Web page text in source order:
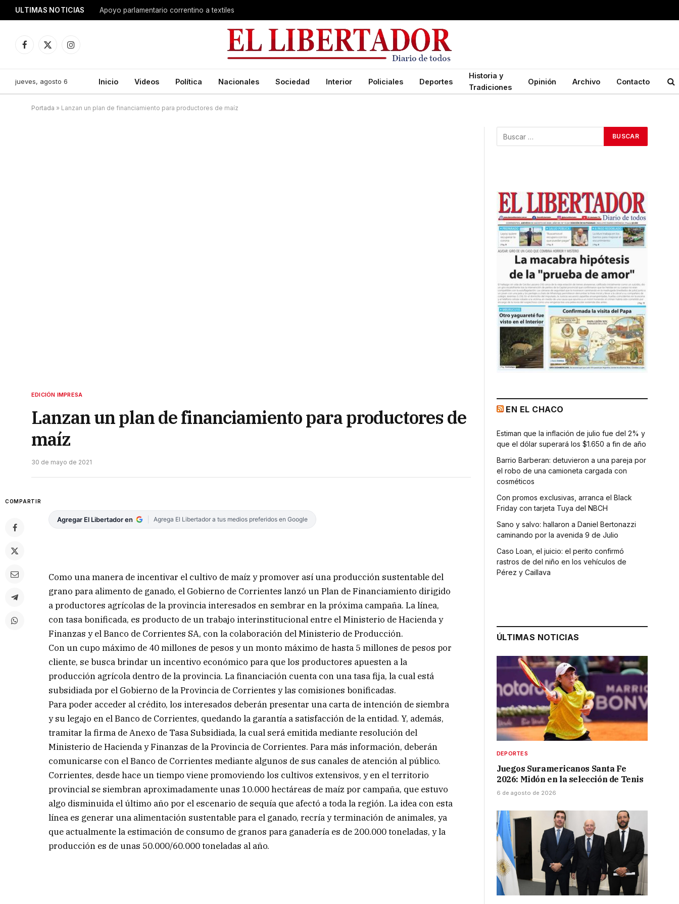
ULTIMAS NOTICIAS Apoyo parlamentario correntino a textiles
Facebook
X
Instagram
jueves, agosto 6 Inicio Videos Política Nacionales Sociedad Interior Policiales Deportes
Historia y
Tradiciones
Opinión Archivo Contacto
Portada » Lanzan un plan de financiamiento para productores de maíz
EDICIÓN IMPRESA
Lanzan un plan de financiamiento para productores de
maíz
30 de mayo de 2021
COMPARTIR
Agregar El Libertador en Agrega El Libertador a tus medios preferidos en Google
Como una manera de incentivar el cultivo de maíz y promover así una producción sustentable del
grano para alimento de ganado, el Gobierno de Corrientes lanzó un Plan de Financiamiento dirigido
a productores agrícolas de la provincia interesados en sembrar en la próxima campaña. La línea,
con tasa bonificada, es producto de un trabajo interinstitucional entre el Ministerio de Hacienda y
Finanzas y el Banco de Corrientes SA, con la colaboración del Ministerio de Producción.
Con un cupo máximo de 40 millones de pesos y un monto máximo de hasta 5 millones de pesos por
cliente, se busca brindar un incentivo económico para que los productores apuesten a la
producción agrícola dentro de la provincia. La financiación cuenta con una tasa fija, la cual está
subsidiada por el Gobierno de la Provincia de Corrientes y las comisiones bonificadas.
Para poder acceder al crédito, los interesados deberán presentar una carta de intención de siembra
y su legajo en el Banco de Corrientes, quedando la garantía a satisfacción de la entidad. Y, además,
tramitar la firma de Anexo de Tasa Subsidiada, la cual será emitida mediante resolución del
Ministerio de Hacienda y Finanzas de la Provincia de Corrientes. Para más información, deberán
comunicarse con el Banco de Corrientes mediante algunos de sus canales de atención al público.
Corrientes, desde hace un tiempo viene promoviendo los cultivos extensivos, y en el territorio
provincial se siembran aproximadamente unas 10.000 hectáreas de maíz por campaña, que estuvo
algo disminuida el último año por el escenario de sequía que afectó a toda la región. La idea con esta
línea es generar una alimentación sustentable para el ganado, recría y terminación de animales, ya
que actualmente la estimación de consumo de granos para ganadería es de 200.000 toneladas, y la
producción es de unas 50.000/60.000 toneladas al año.
EN EL CHACO
Estiman que la inflación de julio fue del 2% y
que el dólar superará los $1.650 a fin de año
Barrio Barberan: detuvieron a una pareja por
el robo de una camioneta cargada con
cosméticos
Con promos exclusivas, arranca el Black
Friday con tarjeta Tuya del NBCH
Sano y salvo: hallaron a Daniel Bertonazzi
caminando por la avenida 9 de Julio
Caso Loan, el juicio: el perito confirmó
rastros de del niño en los vehículos de
Pérez y Caillava
ÚLTIMAS NOTICIAS
DEPORTES
Juegos Suramericanos Santa Fe
2026: Midón en la selección de Tenis
6 de agosto de 2026